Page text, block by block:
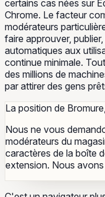
certains cas nées sur
Chrome. Le facteur
modérateurs
faire approuver,
automatiques aux
continue minimale.
des millions de
par attirer des gens
La position de
Nous ne vous
modérateurs du
caractères de la boîte
extension. Nous